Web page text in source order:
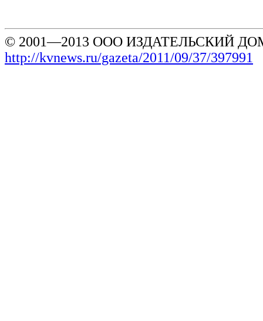
© 2001—2013 ООО ИЗДАТЕЛЬСКИЙ
http://kvnews.ru/gazeta/2011/09/37/397991